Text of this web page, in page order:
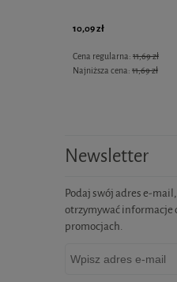
10,09 zł
Cena regularna: 11,69 zł
Najniższa cena: 11,69 zł
Newsletter
Podaj swój adres e-
otrzymywać informacje
promocjach.